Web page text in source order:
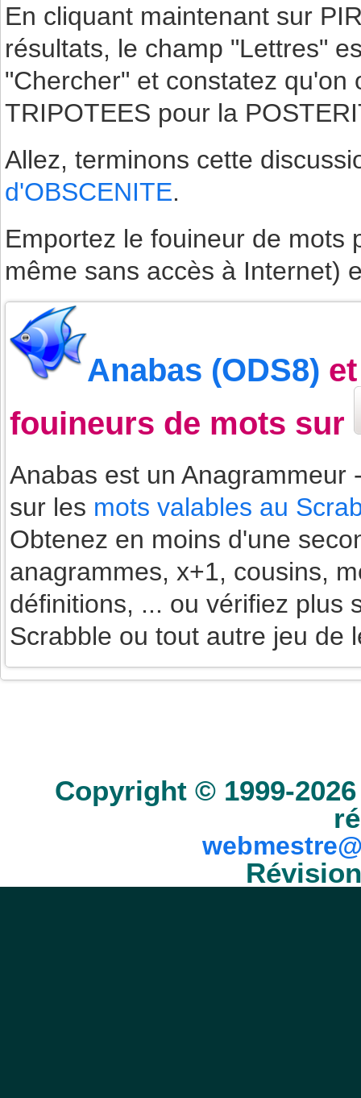
En cliquant maintenant sur
résultats, le champ "Lettres"
"Chercher" et constatez
TRIPOTEES pour la
Allez, terminons cette
d'OBSCENITE.
Emportez le fouineur de mots
même sans accès à Internet)
Anabas (ODS8)
fouineurs de mots sur
Anabas est un
sur les mots valables au
Obtenez en moins d'une
anagrammes, x+1, cousins,
définitions, ... ou vérifiez plus
Scrabble ou tout autre jeu de
Copyright © 1999-